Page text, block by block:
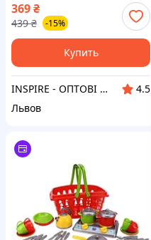
369₴
439 ₴ -15%
Купить
INSPIRE - ОПТОВІ ПРОДАЖІ ТА БЕЗГОТІВКА ДЛЯ БІЗНЕСУ
4.5
Львов